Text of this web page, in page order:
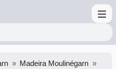
Madeira Moulinégarn